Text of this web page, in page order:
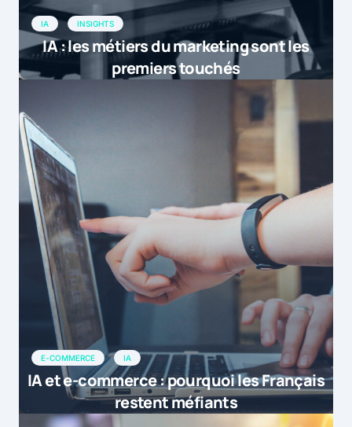
IA INSIGHTS
IA : les métiers du marketing sont les
premiers touchés
E-COMMERCE IA
IA et e-commerce : pourquoi les Français
restent méfiants